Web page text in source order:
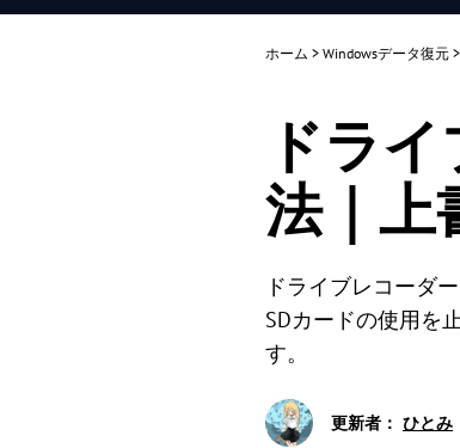
ホーム > Windowsデータ復元 >
ドラ
法｜上
ドライブレコーダ
SDカードの使用を
す。
更新者： ひとみ